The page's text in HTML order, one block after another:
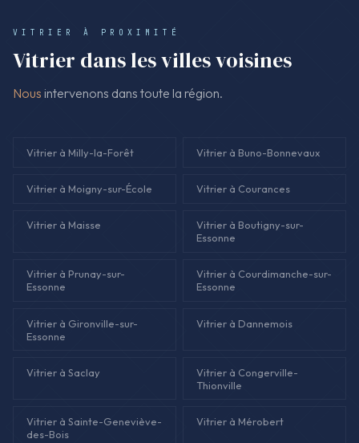
VITRIER À PROXIMITÉ
Vitrier dans les villes voisines
Nous intervenons dans toute la région.
Vitrier à Milly-la-Forêt Vitrier à Buno-Bonnevaux
Vitrier à Moigny-sur-École Vitrier à Courances
Vitrier à Maisse
Vitrier à Boutigny-sur-
Essonne
Vitrier à Prunay-sur-
Essonne
Vitrier à Courdimanche-sur-
Essonne
Vitrier à Gironville-sur-
Essonne
Vitrier à Dannemois
Vitrier à Saclay
Vitrier à Congerville-
Thionville
Vitrier à Sainte-Geneviève-
des-Bois
Vitrier à Mérobert